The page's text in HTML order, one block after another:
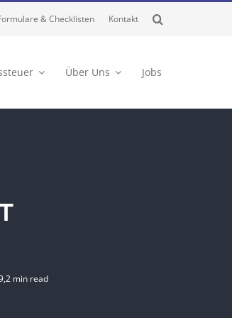
& Checklisten Kontakt
Über Uns Jobs
min read